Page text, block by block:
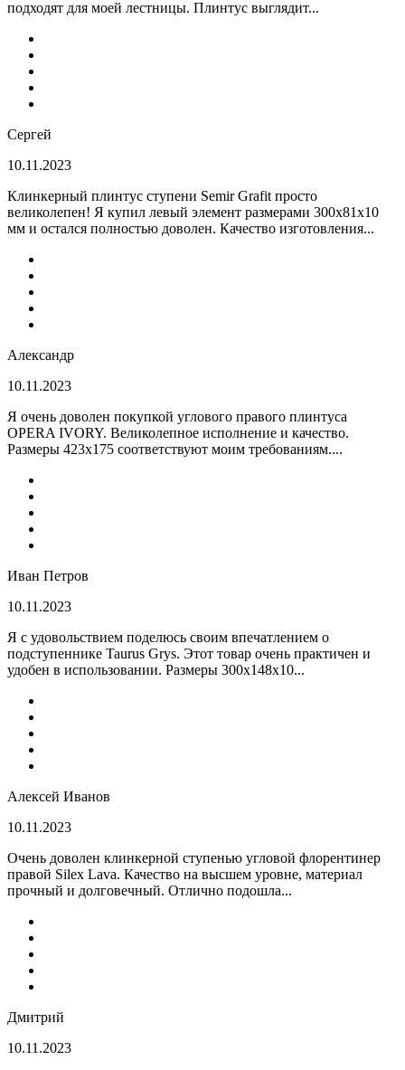
подходят для моей лестницы. Плинтус выглядит...
Сергей
10.11.2023
Клинкерный плинтус ступени Semir Grafit просто
великолепен! Я купил левый элемент размерами 300х81х10
мм и остался полностью доволен. Качество изготовления...
Александр
10.11.2023
Я очень доволен покупкой углового правого плинтуса
OPERA IVORY. Великолепное исполнение и качество.
Размеры 423х175 соответствуют моим требованиям....
Иван Петров
10.11.2023
Я с удовольствием поделюсь своим впечатлением о
подступеннике Taurus Grys. Этот товар очень практичен и
удобен в использовании. Размеры 300х148х10...
Алексей Иванов
10.11.2023
Очень доволен клинкерной ступенью угловой флорентинер
правой Silex Lava. Качество на высшем уровне, материал
прочный и долговечный. Отлично подошла...
Дмитрий
10.11.2023